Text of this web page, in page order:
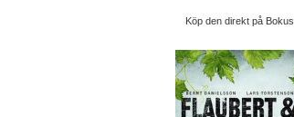
Köp den direkt på Bokus